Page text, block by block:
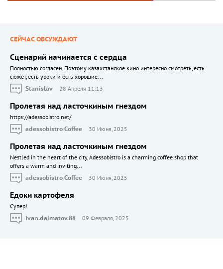
СЕЙЧАС ОБСУЖДАЮТ
Сценарий начинается с сердца
Полностью согласен. Поэтому казахстанское кино интересно смотреть, есть
сюжет, есть уроки и есть хорошие...
Stanislav
28 Апреля 11:13
Пролетая над ласточкиным гнездом
https://adessobistro.net/
adessobistro Coffee
30 Июня, 2025
Пролетая над ласточкиным гнездом
Nestled in the heart of the city, Adessobistro is a charming coffee shop that
offers a warm and inviting...
adessobistro Coffee
30 Июня, 2025
Едоки картофеля
Cупер!
ivan.dalmatov.88
09 Февраля, 2025